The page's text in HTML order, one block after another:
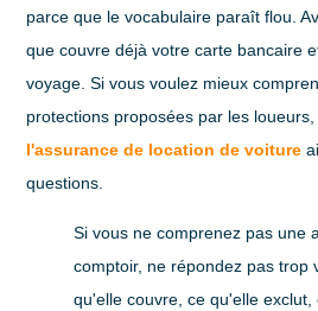
parce que le vocabulaire paraît flou.
que couvre déjà votre carte bancaire
voyage. Si vous voulez mieux
protections proposées par les
l'assurance de location de voiture
questions.
Si vous ne comprenez pas une
comptoir, ne répondez pas trop
qu'elle couvre, ce qu'elle